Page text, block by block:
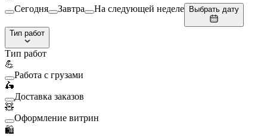
Сегодня Завтра На следующей неделе Выбрать дату
Тип работ
Тип работ
💪
Работа с грузами
🛵
Доставка заказов
🧸
Оформление витрин
🛍️